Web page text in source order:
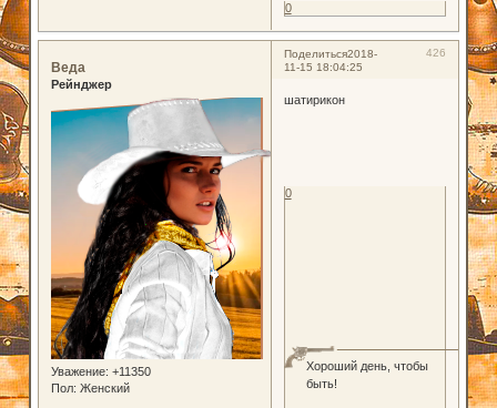
0
Поделиться 426
2018-
11-15 18:04:25
Веда
Рейнджер
Уважение: +11350
Пол: Женский
шатирикон
Хороший день, чтобы
быть!
0